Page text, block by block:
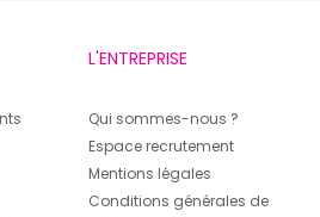
L'ENTREPRISE
Qui sommes-nous ?
Espace recrutement
Mentions légales
Conditions générales de